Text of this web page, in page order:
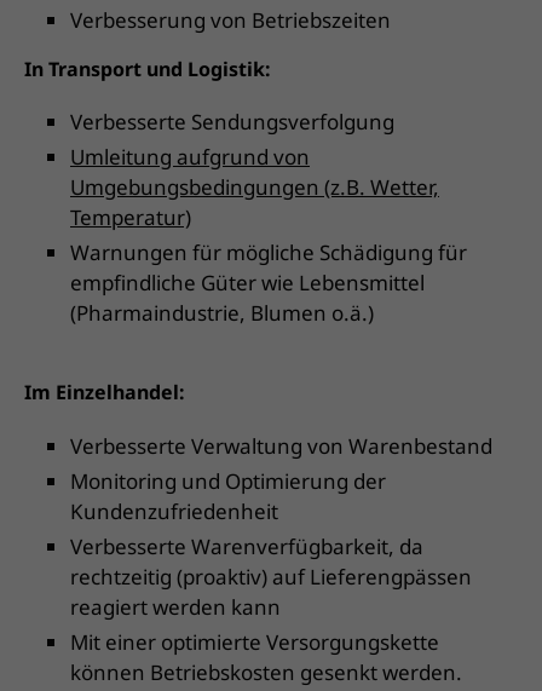
Verbesserung von Betriebszeiten
In Transport und Logistik:
Verbesserte Sendungsverfolgung
Umleitung aufgrund von
Umgebungsbedingungen (z.B. Wetter,
Temperatur)
Warnungen für mögliche Schädigung für
empfindliche Güter wie Lebensmittel
(Pharmaindustrie, Blumen o.ä.)
Im Einzelhandel:
Verbesserte Verwaltung von Warenbestand
Monitoring und Optimierung der
Kundenzufriedenheit
Verbesserte Warenverfügbarkeit, da
rechtzeitig (proaktiv) auf Lieferengpässen
reagiert werden kann
Mit einer optimierte Versorgungskette
können Betriebskosten gesenkt werden.